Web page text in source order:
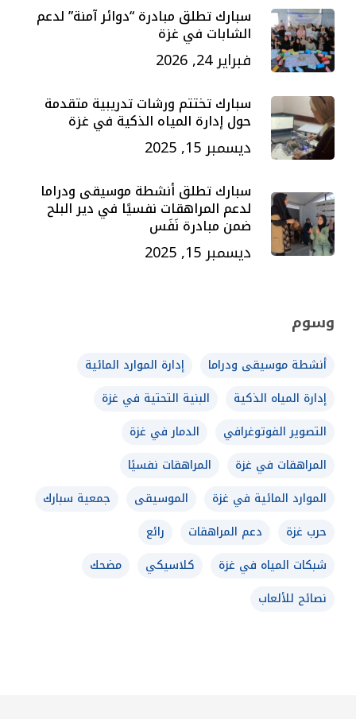
سبارك تطلق مبادرة “دوائر آمنة” لدعم
الشابات في غزة
فبراير 24, 2026
سبارك تختتم ورشات تدريبية متقدمة
حول إدارة المياه الذكية في غزة
ديسمبر 15, 2025
سبارك تطلق أنشطة موسيقى ودراما
لدعم المراهقات نفسيًا في دير البلح
ضمن مبادرة نَفَس
ديسمبر 15, 2025
وسوم
أنشطة موسيقى ودراما
إدارة الموارد المائية
إدارة المياه الذكية
البنية التحتية في غزة
التصوير الفوتوغرافي
الدمار في غزة
المراهقات في غزة
المراهقات نفسيًا
الموارد المائية في غزة
الموسيقى
جمعية سبارك
حرب غزة
دعم المراهقات
رائع
شبكات المياه في غزة
كلاسيكي
مضحك
نصائح للألعاب